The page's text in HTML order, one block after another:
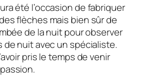
été l’occasion de fabriquer
flèches mais bien sûr de
de la nuit pour observer
de nuit avec un spécialiste.
pris le temps de venir